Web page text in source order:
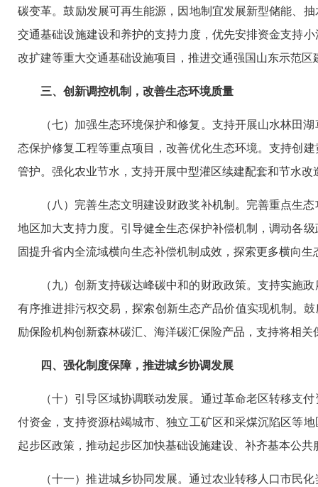
碳变革。鼓励发展可再生能源，因地制宜发展新型储能、
交通基础设施建设和养护的支持力度，优先安排资金支持
改扩建等重大交通基础设施项目，推进交通强国山东示范区
三、创新调控机制，改善生态环境质量
（七）加强生态环境保护和修复。支持开展山水林田
态保护修复工程等重点项目，改善优化生态环境。支持创
管护。强化农业节水，支持开展中型灌区续建配套和节水
（八）完善生态文明建设财政奖补机制。完善重点生
地区加大支持力度。引导健全生态保护补偿机制，调动各
固提升省内全流域横向生态补偿机制成效，探索更多横向生
（九）创新支持碳达峰碳中和的财政政策。支持实施
有序推进排污权交易，探索创新生态产品价值实现机制。
励保险机构创新森林碳汇、海洋碳汇保险产品，支持将相
四、强化制度保障，推进城乡协调发展
（十）引导区域协调联动发展。通过革命老区转移支
付资金，支持资源枯竭城市、独立工矿区和采煤沉陷区等
起步区政策，推动起步区加快基础设施建设、补齐基本公
（十一）推进城乡协同发展。通过农业转移人口市民